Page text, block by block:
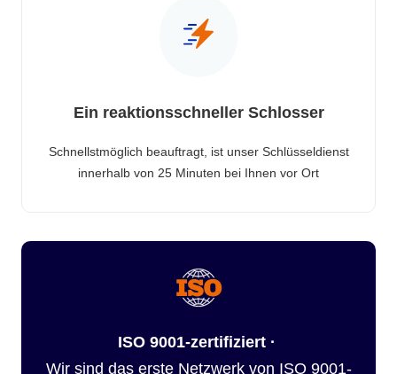
Ein reaktionsschneller Schlosser
Schnellstmöglich beauftragt, ist unser Schlüsseldienst
innerhalb von 25 Minuten bei Ihnen vor Ort
ISO 9001-zertifiziert ·
Wir sind das erste Netzwerk von ISO 9001-